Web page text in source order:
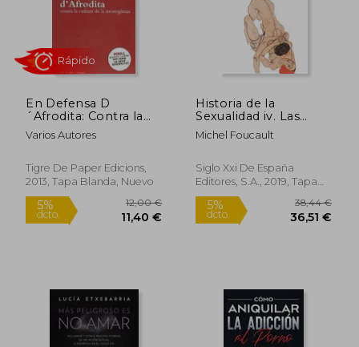
En Defensa D
´Afrodita: Contra la
Cultrua de la
Monogamia (en
Varios Autores
Tigre De Paper Edicions,
2013, Tapa Blanda, Nuevo
Historia de la
Sexualidad iv. Las
Confesiones de la
Carne
Michel Foucault
Siglo Xxi De España
Editores, S.A., 2019, Tapa
Blanda, Nuevo